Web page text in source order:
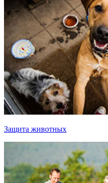
Защита животных